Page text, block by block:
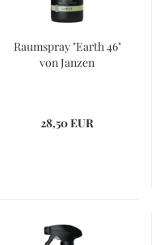
Raumspray "Earth 46"
von Janzen
28,50 EUR